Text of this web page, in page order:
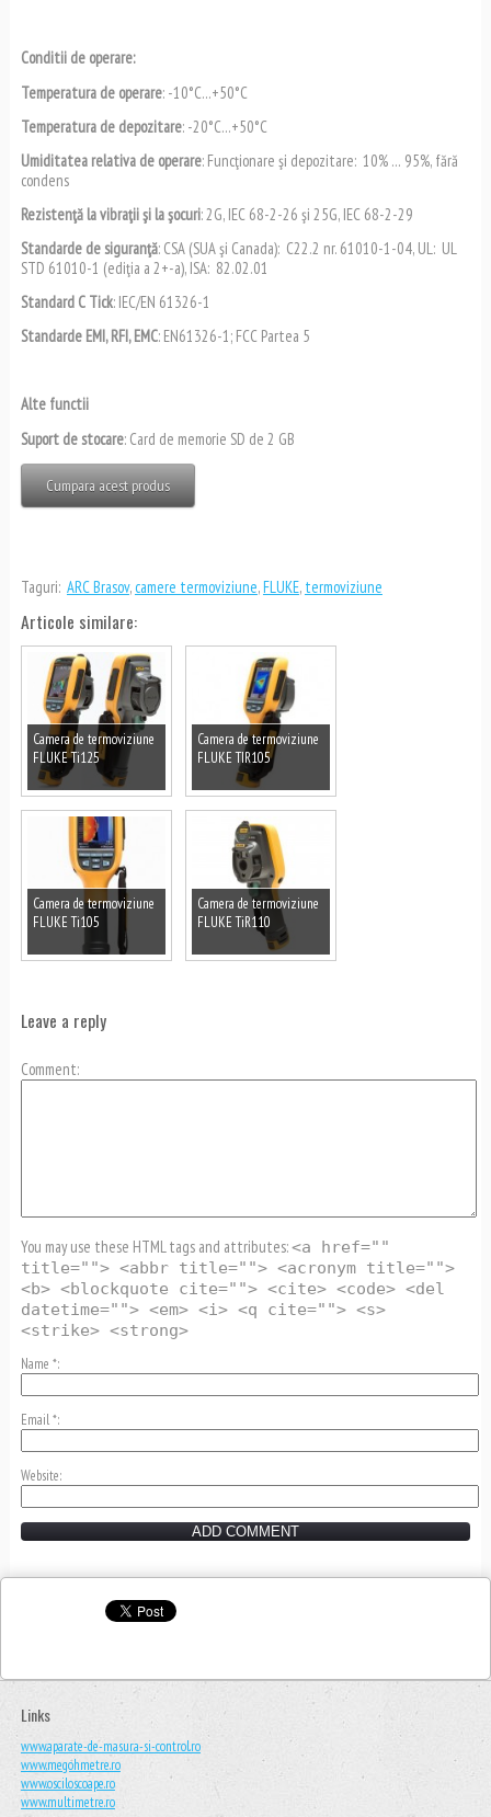
Conditii de operare:
Temperatura de operare: -10°C…+50°C
Temperatura de depozitare: -20°C…+50°C
Umiditatea relativa de operare: Funcţionare şi depozitare: 10% … 95%, fără
condens
Rezistenţă la vibraţii şi la şocuri: 2G, IEC 68-2-26 şi 25G, IEC 68-2-29
Standarde de siguranţă: CSA (SUA şi Canada): C22.2 nr. 61010-1-04, UL: UL
STD 61010-1 (ediţia a 2+-a), ISA: 82.02.01
Standard C Tick: IEC/EN 61326-1
Standarde EMI, RFI, EMC: EN61326-1; FCC Partea 5
Alte functii
Suport de stocare: Card de memorie SD de 2 GB
Cumpara acest produs
Taguri: ARC Brasov, camere termoviziune,FLUKE, termoviziune
Articole similare:
Camera de termoviziune
FLUKE Ti125
Camera de termoviziune
FLUKE TIR105
Camera de termoviziune
FLUKE Ti105
Camera de termoviziune
FLUKE TiR110
Leave a reply
Comment
You may use these HTML tags and attributes:<a href=""
title=""> <abbr title=""> <acronym title="">
<b> <blockquote cite=""> <cite> <code> <del
datetime=""> <em> <i> <q cite=""> <s>
<strike> <strong>
Name *
Email*
Website
Links
www.aparate-de-masura-si-control.ro
www.megohmetre.ro
www.osciloscoape.ro
www.multimetre.ro